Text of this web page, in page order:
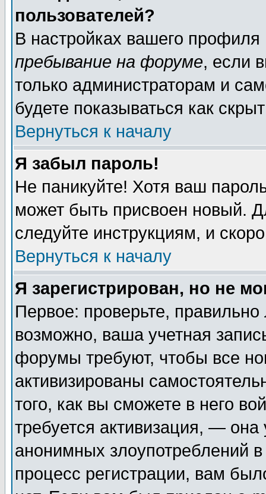
пользователей?
В настройках вашего
пребывание на форуме, если
только администраторам и
будете показываться как
Вернуться к началу
Я забыл пароль!
Не паникуйте! Хотя ваш
может быть присвоен новый.
следуйте инструкциям, и
Вернуться к началу
Я зарегистрирован, но не
Первое: проверьте,
возможно, ваша учетная
форумы требуют, чтобы все
активизированы
того, как вы сможете в него
требуется активизация, —
анонимных злоупотреблений
процесс регистрации, вам